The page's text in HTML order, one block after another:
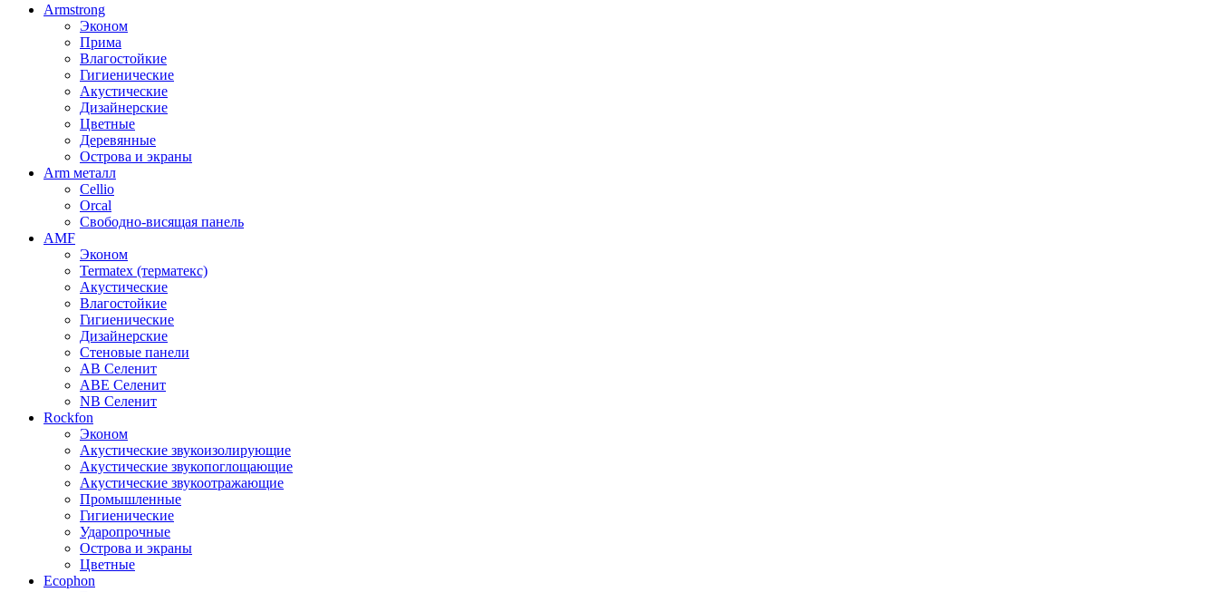
Armstrong
Эконом
Прима
Влагостойкие
Гигиенические
Акустические
Дизайнерские
Цветные
Деревянные
Острова и экраны
Arm металл
Cellio
Orcal
Свободно-висящая панель
AMF
Эконом
Termatex (терматекс)
Акустические
Влагостойкие
Гигиенические
Дизайнерские
Стеновые панели
AB Селенит
ABE Селенит
NB Селенит
Rockfon
Эконом
Акустические звукоизолирующие
Акустические звукопоглощающие
Акустические звукоотражающие
Промышленные
Гигиенические
Ударопрочные
Острова и экраны
Цветные
Ecophon